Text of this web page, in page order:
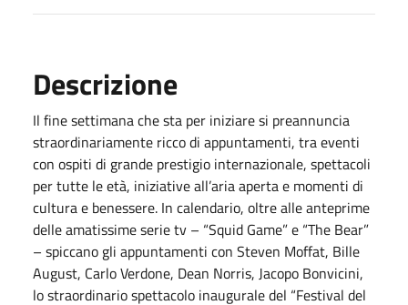
Descrizione
Il fine settimana che sta per iniziare si preannuncia
straordinariamente ricco di appuntamenti, tra eventi
con ospiti di grande prestigio internazionale, spettacoli
per tutte le età, iniziative all’aria aperta e momenti di
cultura e benessere. In calendario, oltre alle anteprime
delle amatissime serie tv – “Squid Game” e “The Bear”
– spiccano gli appuntamenti con Steven Moffat, Bille
August, Carlo Verdone, Dean Norris, Jacopo Bonvicini,
lo straordinario spettacolo inaugurale del “Festival del